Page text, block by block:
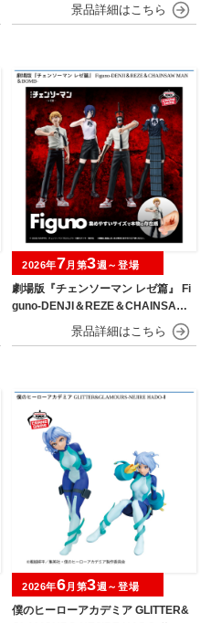
劇場版『チェンソーマン レゼ篇』 Fi
guno-DENJI＆REZE＆CHAINSAW
MAN＆BOMB-
2026年7月第3週～登場
僕のヒーローアカデミア GLITTER&
2026年6月第3週～登場